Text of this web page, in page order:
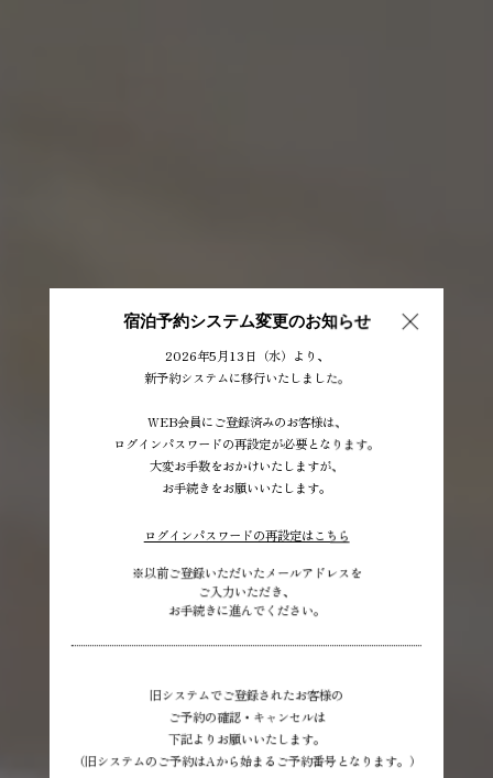
宿泊予約システム変更のお知らせ
2026年5月13日（水）より、
新予約システムに移行いたしました。
WEB会員にご登録済みのお客様は、
ログインパスワードの再設定が必要となります。
大変お手数をおかけいたしますが、
お手続きをお願いいたします。
ログインパスワードの再設定はこちら
※以前ご登録いただいたメールアドレスを
ご入力いただき、
お手続きに進んでください。
旧システムでご登録されたお客様の
ご予約の確認・キャンセルは
下記よりお願いいたします。
（旧システムのご予約はAから始まるご予約番号となります。）